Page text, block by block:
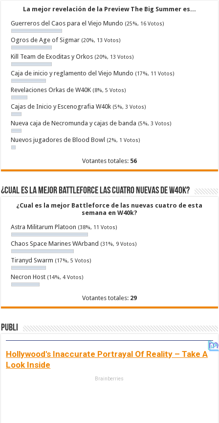
La mejor revelación de la Preview The Big Summer es...
Guerreros del Caos para el Viejo Mundo (25%, 16 Votos)
Ogros de Age of Sigmar (20%, 13 Votos)
Kill Team de Exoditas y Orkos (20%, 13 Votos)
Caja de inicio y reglamento del Viejo Mundo (17%, 11 Votos)
Revelaciones Orkas de W40K (8%, 5 Votos)
Cajas de Inicio y Escenografia W40k (5%, 3 Votos)
Nueva caja de Necromunda y cajas de banda (5%, 3 Votos)
Nuevos jugadores de Blood Bowl (2%, 1 Votos)
Votantes totales: 56
¿Cual es la mejor Battleforce las cuatro nuevas de W40k?
¿Cual es la mejor Battleforce de las nuevas cuatro de esta
semana en W40k?
Astra Militarum Platoon (38%, 11 Votos)
Chaos Space Marines WArband (31%, 9 Votos)
Tiranyd Swarm (17%, 5 Votos)
Necron Host (14%, 4 Votos)
Votantes totales: 29
Publi
Hollywood's Inaccurate Portrayal Of Reality – Take A
Look Inside
Brainberries